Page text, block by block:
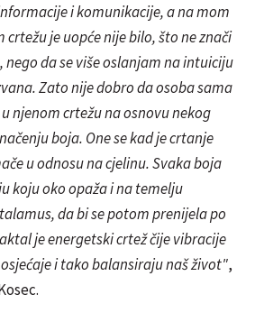
i komunikacije, a na mom
je uopće nije bilo, što neznači
da se više oslanjam na intuiciju
Zato nije dobro da osoba sama
njenom crtežu na osnovu nekog
boja. One se kad je crtanje
u odnosu na cjelinu. Svaka boja
koju oko opaža i na temelju
da bi se potom prenijela po
je energetski crtež čije vibracije
i tako balansiraju naš život",